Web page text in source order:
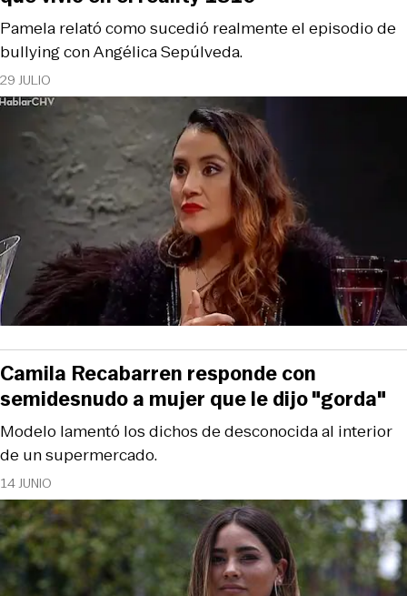
29 JULIO
Pamela relató como sucedió realmente el episodio de
bullying con Angélica Sepúlveda.
14 JUNIO
Modelo lamentó los dichos de desconocida al interior
de un supermercado.
Camila Recabarren responde con
semidesnudo a mujer que le dijo "gorda"